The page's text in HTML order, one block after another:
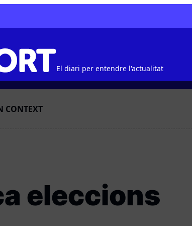
El diari per entendre l'actualitat
CONTEXT
eleccions